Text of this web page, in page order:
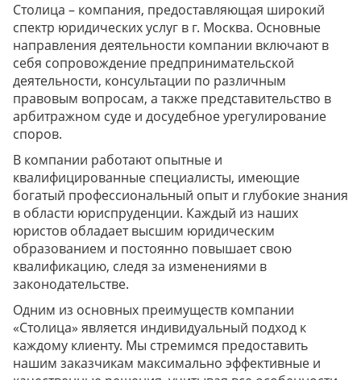
Столица – компания, предоставляющая широкий
спектр юридических услуг в г. Москва. Основные
направления деятельности компании включают в
себя сопровождение предпринимательской
деятельности, консультации по различным
правовым вопросам, а также представительство в
арбитражном суде и досудебное урегулирование
споров.
В компании работают опытные и
квалифицированные специалисты, имеющие
богатый профессиональный опыт и глубокие знания
в области юриспруденции. Каждый из наших
юристов обладает высшим юридическим
образованием и постоянно повышает свою
квалификацию, следя за изменениями в
законодательстве.
Одним из основных преимуществ компании
«Столица» является индивидуальный подход к
каждому клиенту. Мы стремимся предоставить
нашим заказчикам максимально эффективные и